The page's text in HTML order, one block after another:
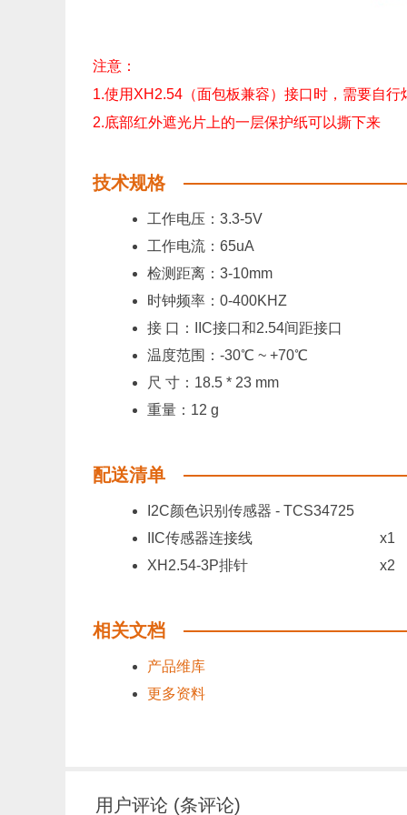
注意：
1.使用XH2.54（面包板兼容）接口时，需要自行
2.底部红外遮光片上的一层保护纸可以撕下来
技术规格
工作电压：3.3-5V
工作电流：65uA
检测距离：3-10mm
时钟频率：0-400KHZ
接 口：IIC接口和2.54间距接口
温度范围：-30℃ ~ +70℃
尺 寸：18.5 * 23 mm
重量：12 g
配送清单
I2C颜色识别传感器 - TCS34725
IIC传感器连接线
x1
XH2.54-3P排针
x2
相关文档
产品维库
更多资料
用户评论 (条评论)